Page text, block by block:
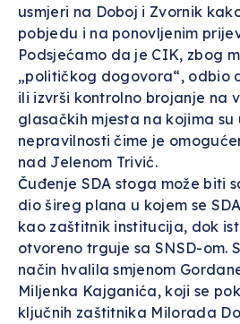
usmjeri na Doboj i Zvornik
pobjedu i na ponovljenim
Podsjećamo da je CIK, zbog
„političkog dogovora“, odbio
ili izvrši kontrolno brojanje na
glasačkih mjesta na kojima su
nepravilnosti čime je
nad Jelenom Trivić.
Čuđenje SDA stoga može biti
dio šireg plana u kojem se
kao zaštitnik institucija, dok
otvoreno trguje sa SNSD-om.
način hvalila smjenom
Miljenka Kajganića, koji se
ključnih zaštitnika Milorada